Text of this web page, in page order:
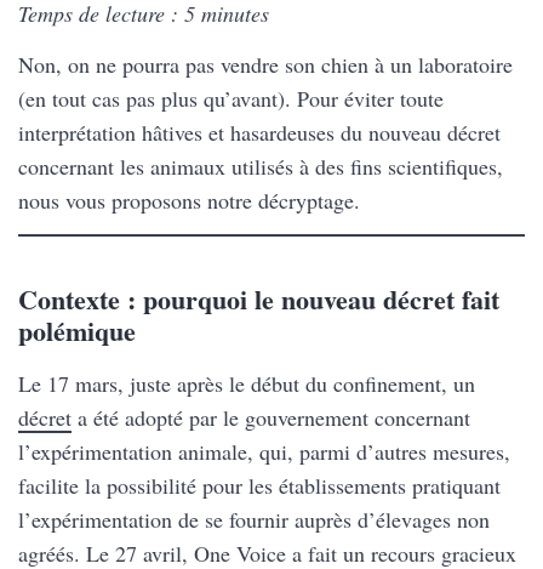
Temps de lecture : 5 minutes
Non, on ne pourra pas vendre son chien à un laboratoire
(en tout cas pas plus qu’avant). Pour éviter toute
interprétation hâtives et hasardeuses du nouveau décret
concernant les animaux utilisés à des fins scientifiques,
nous vous proposons notre décryptage.
Contexte : pourquoi le nouveau décret fait
polémique
Le 17 mars, juste après le début du confinement, un
décret a été adopté par le gouvernement concernant
l’expérimentation animale, qui, parmi d’autres mesures,
facilite la possibilité pour les établissements pratiquant
l’expérimentation de se fournir auprès d’élevages non
agréés. Le 27 avril, One Voice a fait un recours gracieux